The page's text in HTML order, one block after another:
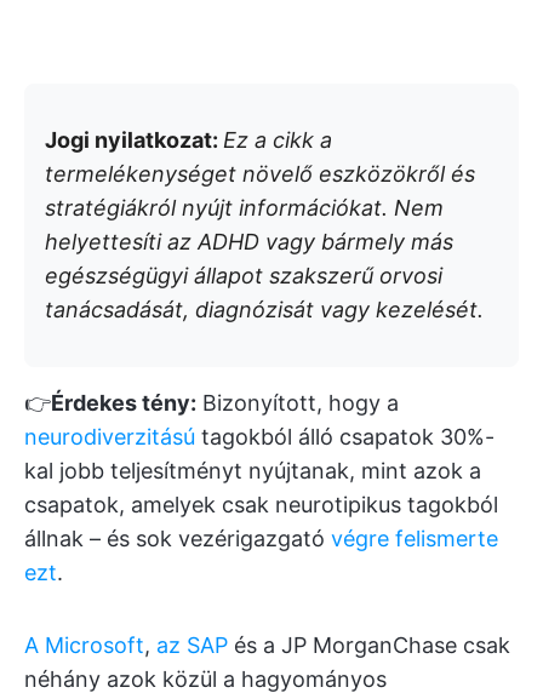
Jogi nyilatkozat: Ez a cikk a
termelékenységet növelő eszközökről és
stratégiákról nyújt információkat. Nem
helyettesíti az ADHD vagy bármely más
egészségügyi állapot szakszerű orvosi
tanácsadását, diagnózisát vagy kezelését.
👉Érdekes tény: Bizonyított, hogy a
neurodiverzitású tagokból álló csapatok 30%-
kal jobb teljesítményt nyújtanak, mint azok a
csapatok, amelyek csak neurotipikus tagokból
állnak – és sok vezérigazgató végre felismerte
ezt.
A Microsoft, az SAP és a JP MorganChase csak
néhány azok közül a hagyományos